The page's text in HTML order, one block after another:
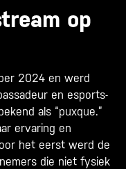
op
2024 en werd
en esports-
als “puxque.”
ervaring en
het eerst werd de
die niet fysiek